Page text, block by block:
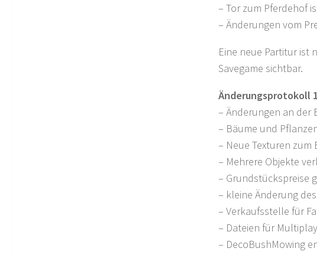
– Tor zum Pferdehof
– Änderungen vom
Eine neue Partitur ist
Savegame sichtbar.
Änderungsprotokoll
– Änderungen an der
– Bäume und
– Neue Texturen
– Mehrere Objekte
– Grundstückspreise
– kleine Änderung
– Verkaufsstelle für
– Dateien für
– DecoBushMowing